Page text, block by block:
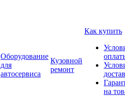
Оборудование
для
автосервиса
Кузовной
ремонт
Как купить
на